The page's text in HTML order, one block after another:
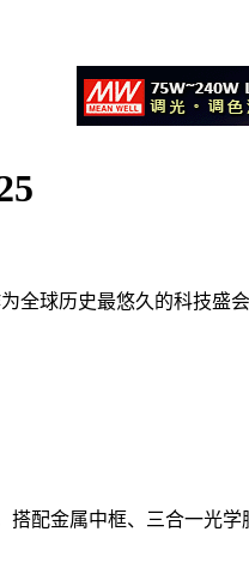
全球历史最悠久的科技盛
配金属中框、三合一光学